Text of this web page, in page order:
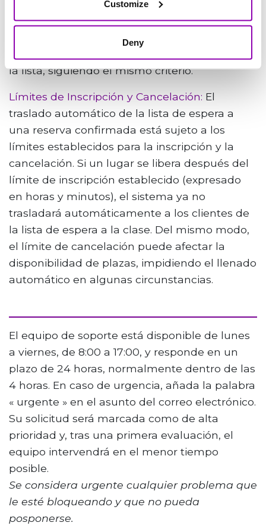
Customize
Deny
cliente), el usuario solo será inscrito
automáticamente si, en ese preciso momento,
cumple con todos los requisitos exigidos. De lo
la lista, siguiendo el mismo criterio.
Límites de Inscripción y Cancelación: El
traslado automático de la lista de espera a
una reserva confirmada está sujeto a los
límites establecidos para la inscripción y la
cancelación. Si un lugar se libera después del
límite de inscripción establecido (expresado
en horas y minutos), el sistema ya no
trasladará automáticamente a los clientes de
la lista de espera a la clase. Del mismo modo,
el límite de cancelación puede afectar la
disponibilidad de plazas, impidiendo el llenado
automático en algunas circunstancias.
El equipo de soporte está disponible de lunes
a viernes, de 8:00 a 17:00, y responde en un
plazo de 24 horas, normalmente dentro de las
4 horas. En caso de urgencia, añada la palabra
« urgente » en el asunto del correo electrónico.
Su solicitud será marcada como de alta
prioridad y, tras una primera evaluación, el
equipo intervendrá en el menor tiempo
posible.
Se considera urgente cualquier problema que
le esté bloqueando y que no pueda
posponerse.